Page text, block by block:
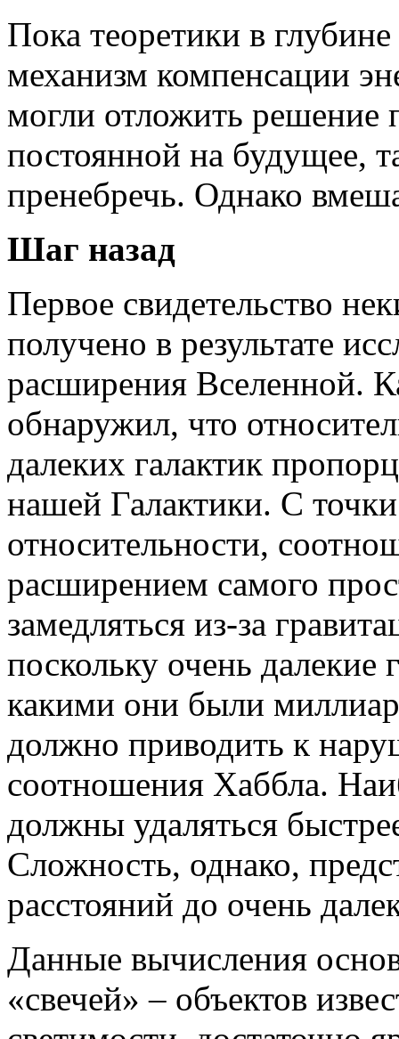
Пока теоретики в
механизм компенсации
могли отложить решение
постоянной на будущее,
пренебречь. Однако
Шаг назад
Первое свидетельство
получено в результате
расширения Вселенной.
обнаружил, что
далеких галактик
нашей Галактики. С
относительности,
расширением самого
замедляться из-за
поскольку очень
какими они были
должно приводить к
соотношения Хаббла.
должны удаляться
Сложность, однако,
расстояний до очень
Данные вычисления
«свечей» – объектов